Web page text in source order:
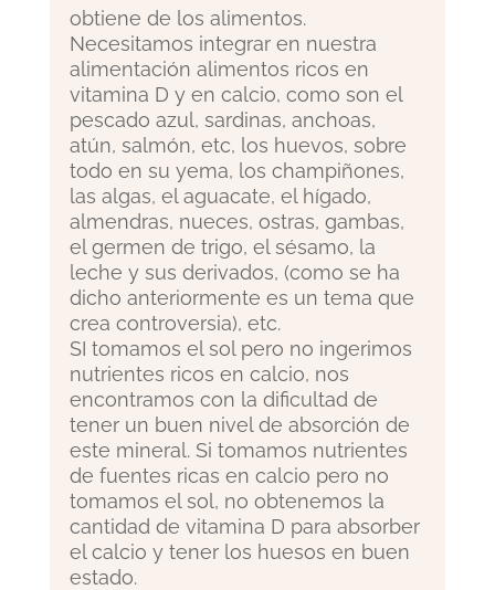
obtiene de los alimentos.
Necesitamos integrar en nuestra
alimentación alimentos ricos en
vitamina D y en calcio, como son el
pescado azul, sardinas, anchoas,
atún, salmón, etc, los huevos, sobre
todo en su yema, los champiñones,
las algas, el aguacate, el hígado,
almendras, nueces, ostras, gambas,
el germen de trigo, el sésamo, la
leche y sus derivados, (como se ha
dicho anteriormente es un tema que
crea controversia), etc.
SI tomamos el sol pero no ingerimos
nutrientes ricos en calcio, nos
encontramos con la dificultad de
tener un buen nivel de absorción de
este mineral. Si tomamos nutrientes
de fuentes ricas en calcio pero no
tomamos el sol, no obtenemos la
cantidad de vitamina D para absorber
el calcio y tener los huesos en buen
estado.